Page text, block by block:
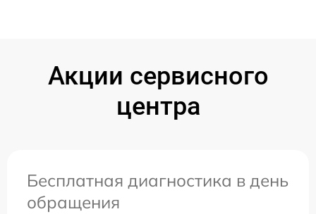
Акции сервисного
центра
Бесплатная диагностика в день
обращения